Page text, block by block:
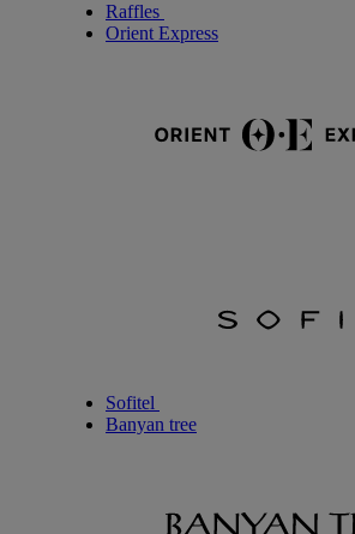
Raffles
Orient Express
Sofitel
Banyan tree